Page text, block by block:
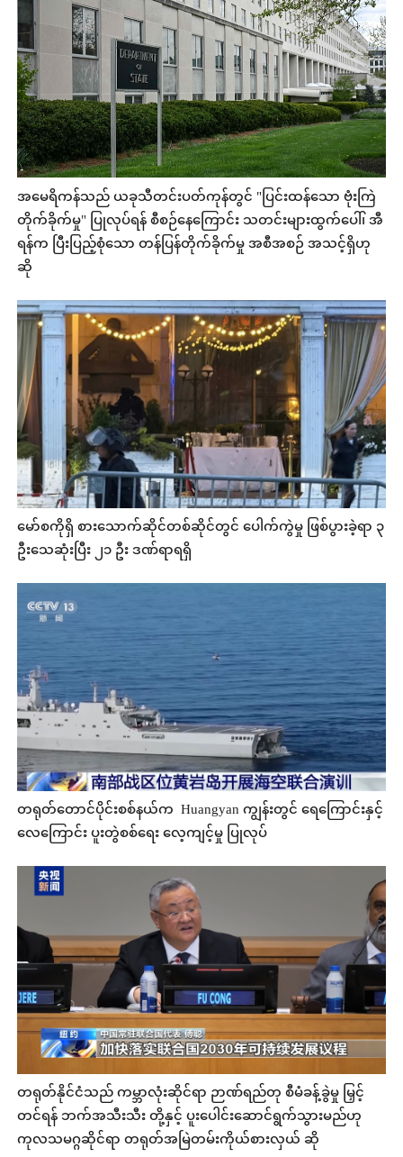
အမေရိကန်သည် ယခုသီတင်းပတ်ကုန်တွင် "ပြင်းထန်သော ဗုံးကြဲ
တိုက်ခိုက်မှု" ပြုလုပ်ရန် စီစဉ်နေကြောင်း သတင်းများထွက်ပေါ်၊ အီ
ရန်က ပြီးပြည့်စုံသော တန်ပြန်တိုက်ခိုက်မှု အစီအစဉ် အသင့်ရှိဟု
ဆို
မော်စကိုရှိ စားသောက်ဆိုင်တစ်ဆိုင်တွင် ပေါက်ကွဲမှု ဖြစ်ပွားခဲ့ရာ ၃
ဦးသေဆုံးပြီး ၂၁ ဦး ဒဏ်ရာရရှိ
တရုတ်တောင်ပိုင်းစစ်နယ်က Huangyan ကျွန်းတွင် ရေကြောင်းနှင့်
လေကြောင်း ပူးတွဲစစ်ရေး လေ့ကျင့်မှု ပြုလုပ်
တရုတ်နိုင်ငံသည် ကမ္ဘာလုံးဆိုင်ရာ ဉာဏ်ရည်တု စီမံခန့်ခွဲမှု မြှင့်
တင်ရန် ဘက်အသီးသီး တို့နှင့် ပူးပေါင်းဆောင်ရွက်သွားမည်ဟု
ကုလသမဂ္ဂဆိုင်ရာ တရုတ်အမြဲတမ်းကိုယ်စားလှယ် ဆို